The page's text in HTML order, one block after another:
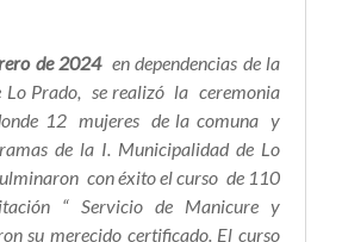
de 2024en dependencias de la
Lo Prado, se realizó la ceremonia
12 mujeres de la comuna y
de la I. Municipalidad de Lo
con éxito el curso de 110
“ Servicio de Manicure y
su merecido certificado. El curso